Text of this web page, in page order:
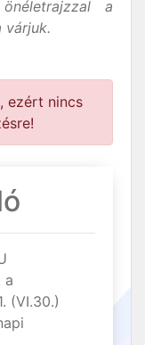
a
várjuk.
ezért nincs
a
(VI.30.)